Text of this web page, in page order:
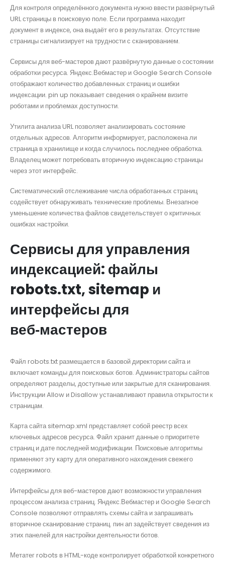
Для контроля определённого документа нужно ввести развёрнутый
URL страницы в поисковую поле. Если программа находит
документ в индексе, она выдаёт его в результатах. Отсутствие
страницы сигнализирует на трудности с сканированием.
Сервисы для веб-мастеров дают развёрнутую данные о состоянии
обработки ресурса. Яндекс.Вебмастер и Google Search Console
отображают количество добавленных страниц и ошибки
индексации. pin up показывает сведения о крайнем визите
роботами и проблемах доступности.
Утилита анализа URL позволяет анализировать состояние
отдельных адресов. Алгоритм информирует, расположена ли
страница в хранилище и когда случилось последнее обработка.
Владелец может потребовать вторичную индексацию страницы
через этот интерфейс.
Систематический отслеживание числа обработанных страниц
содействует обнаруживать технические проблемы. Внезапное
уменьшение количества файлов свидетельствует о критичных
ошибках настройки.
Сервисы для управления
индексацией: файлы
robots.txt, sitemap и
интерфейсы для
веб‑мастеров
Файл robots.txt размещается в базовой директории сайта и
включает команды для поисковых ботов. Администраторы сайтов
определяют разделы, доступные или закрытые для сканирования.
Инструкции Allow и Disallow устанавливают правила открытости к
страницам.
Карта сайта sitemap.xml представляет собой реестр всех
ключевых адресов ресурса. Файл хранит данные о приоритете
страниц и дате последней модификации. Поисковые алгоритмы
применяют эту карту для оперативного нахождения свежего
содержимого.
Интерфейсы для веб-мастеров дают возможности управления
процессом анализа страниц. Яндекс.Вебмастер и Google Search
Console позволяют отправлять схемы сайта и запрашивать
вторичное сканирование страниц. пин ап задействует сведения из
этих панелей для настройки деятельности ботов.
Метатег robots в HTML-коде контролирует обработкой конкретного